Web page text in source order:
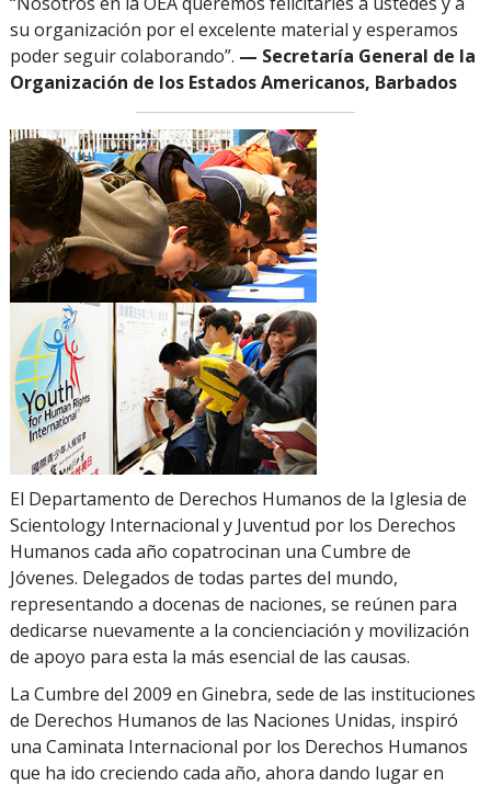
su organización por el excelente material y esperamos
poder seguir colaborando”. — Secretaría General de la
Organización de los Estados Americanos, Barbados
El Departamento de Derechos Humanos de la Iglesia de
Scientology Internacional y Juventud por los Derechos
Humanos cada año copatrocinan una Cumbre de
Jóvenes. Delegados de todas partes del mundo,
representando a docenas de naciones, se reúnen para
dedicarse nuevamente a la concienciación y movilización
de apoyo para esta la más esencial de las causas.
La Cumbre del 2009 en Ginebra, sede de las instituciones
de Derechos Humanos de las Naciones Unidas, inspiró
una Caminata Internacional por los Derechos Humanos
que ha ido creciendo cada año, ahora dando lugar en